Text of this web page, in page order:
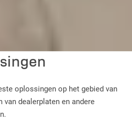
oplossingen op het gebied van
van dealerplaten en andere